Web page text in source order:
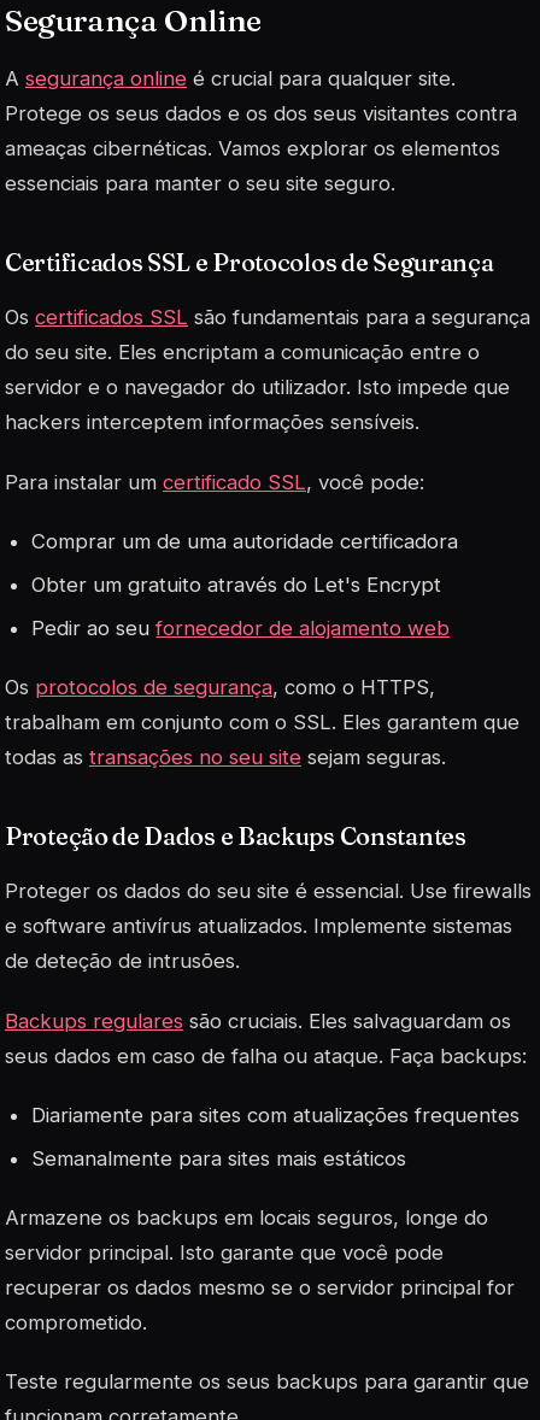
Segurança Online
A segurança online é crucial para qualquer site.
Protege os seus dados e os dos seus visitantes contra
ameaças cibernéticas. Vamos explorar os elementos
essenciais para manter o seu site seguro.
Certificados SSL e Protocolos de Segurança
Os certificados SSL são fundamentais para a segurança
do seu site. Eles encriptam a comunicação entre o
servidor e o navegador do utilizador. Isto impede que
hackers interceptem informações sensíveis.
Para instalar um certificado SSL, você pode:
Comprar um de uma autoridade certificadora
Obter um gratuito através do Let's Encrypt
Pedir ao seufornecedor de alojamento web
Os protocolos de segurança, como o HTTPS,
trabalham em conjunto com o SSL. Eles garantem que
todas as transações no seu site sejam seguras.
Proteção de Dados e Backups Constantes
Proteger os dados do seu site é essencial. Use firewalls
e software antivírus atualizados. Implemente sistemas
de deteção de intrusões.
Backups regulares são cruciais. Eles salvaguardam os
seus dados em caso de falha ou ataque. Faça backups:
Diariamente para sites com atualizações frequentes
Semanalmente para sites mais estáticos
Armazene os backups em locais seguros, longe do
servidor principal. Isto garante que você pode
recuperar os dados mesmo se o servidor principal for
comprometido.
Teste regularmente os seus backups para garantir que